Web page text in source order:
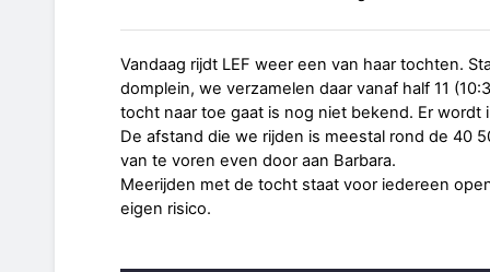
Vandaag rijdt LEF weer een van haar tochten.
domplein, we verzamelen daar vanaf half 11
tocht naar toe gaat is nog niet bekend. Er
De afstand die we rijden is meestal rond de 40
van te voren even door aan Barbara.
Meerijden met de tocht staat voor iedereen
eigen risico.